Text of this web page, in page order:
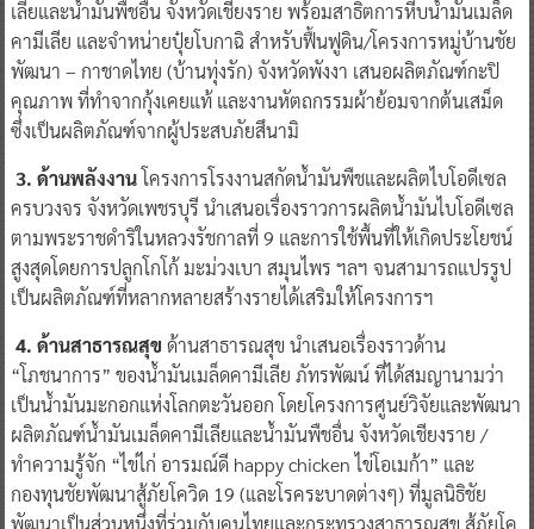
เลียและน้ำมันพืชอื่น จังหวัดเชียงราย พร้อมสาธิตการหีบน้ำมันเมล็ด
คามีเลีย และจำหน่ายปุ๋ยโบกาฉิ สำหรับฟื้นฟูดิน/โครงการหมู่บ้านชัย
พัฒนา – กาชาดไทย (บ้านทุ่งรัก) จังหวัดพังงา เสนอผลิตภัณฑ์กะปิ
คุณภาพ ที่ทำจากกุ้งเคยแท้ และงานหัตถกรรมผ้าย้อมจากต้นเสม็ด
ซึ่งเป็นผลิตภัณฑ์จากผู้ประสบภัยสึนามิ
3. ด้านพลังงานโครงการโรงงานสกัดน้ำมันพืชและผลิตไบโอดีเซล
ครบวงจร จังหวัดเพชรบุรี นำเสนอเรื่องราวการผลิตน้ำมันไบโอดีเซล
ตามพระราชดำริในหลวงรัชกาลที่ 9 และการใช้พื้นที่ให้เกิดประโยชน์
สูงสุดโดยการปลูกโกโก้ มะม่วงเบา สมุนไพร ฯลฯ จนสามารถแปรรูป
เป็นผลิตภัณฑ์ที่หลากหลายสร้างรายได้เสริมให้โครงการฯ
4. ด้านสาธารณสุข ด้านสาธารณสุข นำเสนอเรื่องราวด้าน
“โภชนาการ” ของน้ำมันเมล็ดคามีเลีย ภัทรพัฒน์ ที่ได้สมญานามว่า
เป็นน้ำมันมะกอกแห่งโลกตะวันออก โดยโครงการศูนย์วิจัยและพัฒนา
ผลิตภัณฑ์น้ำมันเมล็ดคามีเลียและน้ำมันพืชอื่น จังหวัดเชียงราย /
ทำความรู้จัก “ไข่ไก่ อารมณ์ดี happy chicken ไข่โอเมก้า” และ
กองทุนชัยพัฒนาสู้ภัยโควิด 19 (และโรคระบาดต่างๆ) ที่มูลนิธิชัย
พัฒนาเป็นส่วนหนึ่งที่ร่วมกับคนไทยและกระทรวงสาธารณสุข สู้ภัยโค